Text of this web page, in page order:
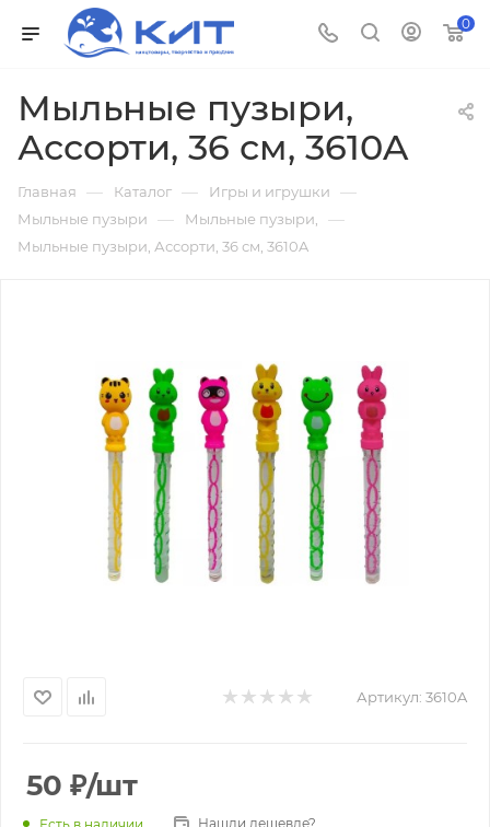
0
Мыльные пузыри,
Ассорти, 36 см, 3610A
Главная — Каталог — Игры и игрушки —
Мыльные пузыри — Мыльные пузыри, —
Мыльные пузыри, Ассорти, 36 см, 3610A
Артикул: 3610A
50 ₽/шт
Есть в наличии Нашли дешевле?